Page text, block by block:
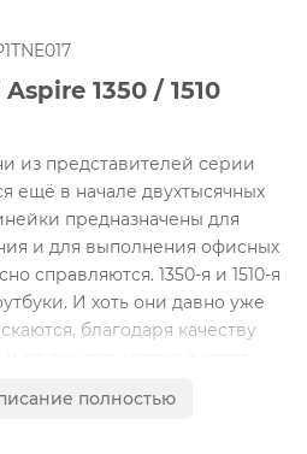
1350 / 1510
из представителей серии
ещё в начале двухтысячных
предназначены для
и для выполнения офисных
справляются. 1350-я и 1510-я
И хоть они давно уже
благодаря качеству
полностью